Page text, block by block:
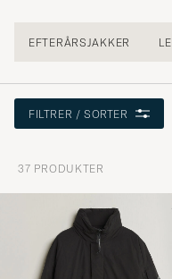
EFTERÅRSJAKKER
FILTRER / SORTER
37 PRODUKTER